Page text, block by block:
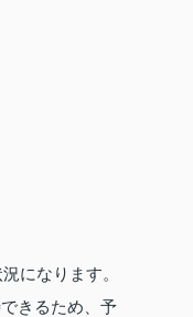
になります。
きるため、予